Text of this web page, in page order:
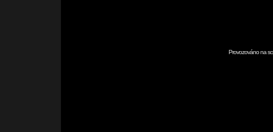
Provozováno na